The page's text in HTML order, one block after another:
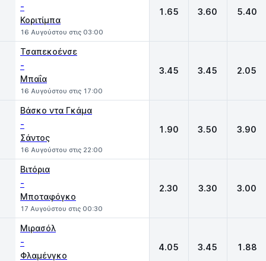
-
Κοριτίμπα
16 Αυγούστου στις 03:00
1.65 3.60 5.40
Τσαπεκοένσε
-
Μπαΐα
16 Αυγούστου στις 17:00
3.45 3.45 2.05
Βάσκο ντα Γκάμα
-
Σάντος
16 Αυγούστου στις 22:00
1.90 3.50 3.90
Βιτόρια
-
Μποταφόγκο
17 Αυγούστου στις 00:30
2.30 3.30 3.00
Μιρασόλ
-
Φλαμένγκο
4.05 3.45 1.88